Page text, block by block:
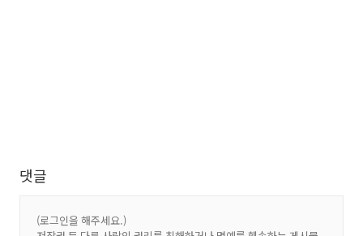
댓글